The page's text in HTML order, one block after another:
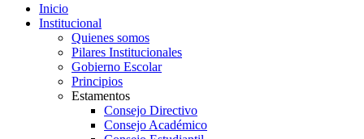
Inicio
Institucional
Quienes somos
Pilares Institucionales
Gobierno Escolar
Principios
Estamentos
Consejo Directivo
Consejo Académico